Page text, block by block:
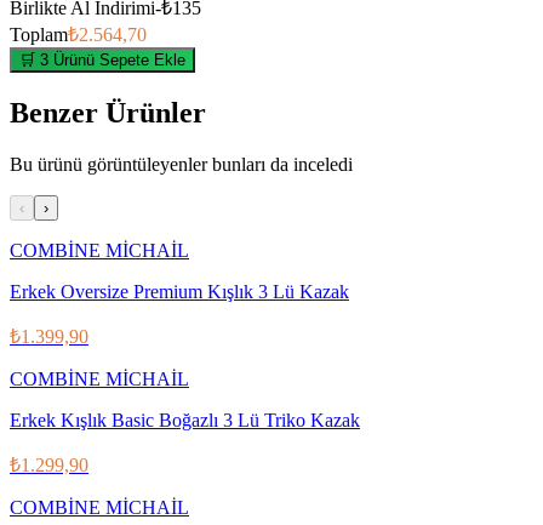
Birlikte Al İndirimi-₺135
Toplam₺2.564,70
🛒 3 Ürünü Sepete Ekle
Benzer Ürünler
Bu ürünü görüntüleyenler bunları da inceledi
‹ ›
COMBİNE MİCHAİL
Erkek Oversize Premium Kışlık 3 Lü Kazak
₺1.399,90
COMBİNE MİCHAİL
Erkek Kışlık Basic Boğazlı 3 Lü Triko Kazak
₺1.299,90
COMBİNE MİCHAİL